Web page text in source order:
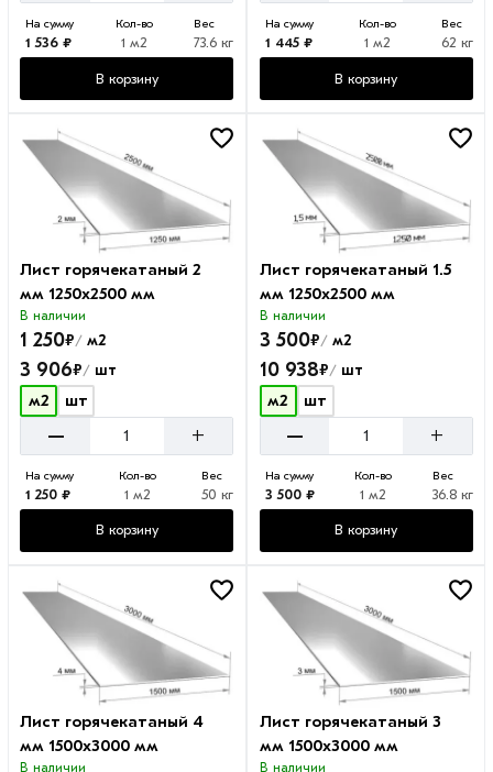
На сумму
1 536 ₽
Кол-во
1 м2
Вес
73.6 кг
В корзину
На сумму
1 445 ₽
Кол-во
1 м2
Вес
62 кг
В корзину
Лист горячекатаный 2
мм 1250х2500 мм
В наличии
1 250₽/ м2
3 906₽/ шт
м2 шт
– +
На сумму
1 250 ₽
Кол-во
1 м2
Вес
50 кг
В корзину
Лист горячекатаный 1.5
мм 1250х2500 мм
В наличии
3 500₽/м2
10 938₽/шт
м2 шт
– +
На сумму
3 500 ₽
Кол-во
1 м2
Вес
36.8 кг
В корзину
Лист горячекатаный 4
мм 1500х3000 мм
В наличии
Лист горячекатаный 3
мм 1500х3000 мм
В наличии